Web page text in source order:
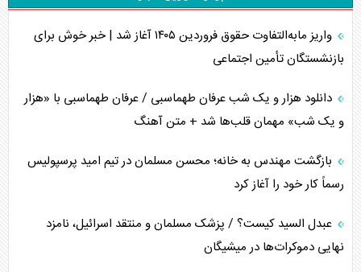
پیام، ظرفیت بالفعل‌نشده تجارت ایران
ترامپ و توهم خلع سلاح حماس
چرا کویت به دنبال شریک امنیتی جدید است؟
خطای راهبردی ترامپ مقابل برزیل
واریز مابه‌التفاوت حقوق فروردین ۱۴۰۵ آغاز شد | خبر خوش برای
بازنشستگان تأمین اجتماعی
دانلود هزار و یک شب عرفان طهماسبی / عرفان طهماسبی با «هزار
و یک شب» مهمان قلب‌ها شد + متن آهنگ
بازگشت مهندس به خانه؛ محسن مسلمان در تیم امید پرسپولیس
رسماً کار خود را آغاز کرد
عبدل السید کیست؟ / پزشک مسلمان و منتقد اسرائیل، نامزد
نهایی دموکرات‌ها در میشیگان